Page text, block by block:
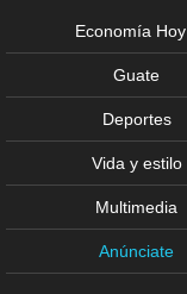
Economía Hoy
Guate
Deportes
Vida y estilo
Multimedia
Anúnciate